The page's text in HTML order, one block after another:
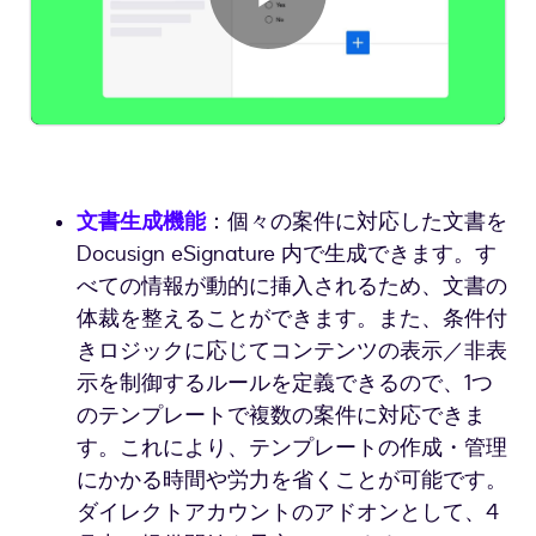
ビ
オ
を
再
文書生成機能：個々の案件に対応した文書を
Docusign eSignature 内で生成できます。す
べての情報が動的に挿入されるため、文書の
体裁を整えることができます。また、条件付
きロジックに応じてコンテンツの表示／非表
示を制御するルールを定義できるので、1つ
のテンプレートで複数の案件に対応できま
す。これにより、テンプレートの作成・管理
にかかる時間や労力を省くことが可能です。
ダイレクトアカウントのアドオンとして、4